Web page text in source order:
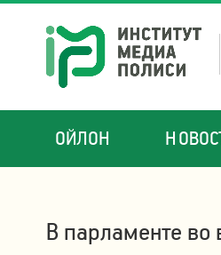
ОЙЛОН
В парламенте во